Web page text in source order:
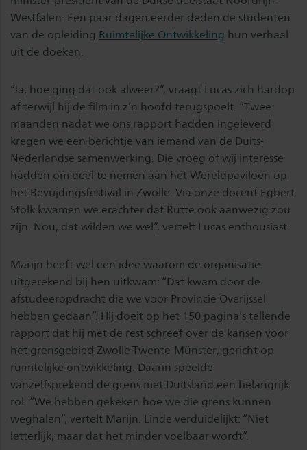
Westfalen. Een paar dagen eerder deden de studenten
van de opleiding Ruimtelijke Ontwikkeling hun verhaal
uit de doeken.
“Ja, hoe ging dat ook alweer?”, vraagt Lucas zich hardop
af terwijl hij de film in z’n hoofd terugspoelt. “Twee
maanden nadat we ons rapport hadden ingeleverd
kregen we een berichtje van iemand van de Duits-
Nederlandse samenwerking. Die vroeg of wij interesse
hadden om deel te nemen aan het Wereldpaviloen op
het Bevrijdingsfestival in Zwolle. Via onze docent Egbert
Stolk kwamen we erachter dat Rutte ook aanwezig zou
zijn. Nou, dat wilden we wel”, vertelt Lucas enthousiast.
Marijn heeft wel een idee waarom de organisatie
uitgerekend bij hen uitkwam: “Dat kwam door de
afstudeeropdracht die we voor Provincie Overijssel
hebben gedaan”. Hij doelt op het 150 pagina’s tellende
rapport dat hij met de rest schreef over de kansen voor
het grensgebied Zwolle-Twente-Münster, gericht op
ruimtelijke ontwikkeling. Daarin speelde
vanzelfsprekend de grens met Duitsland een belangrijk
rol. “We hebben gekeken hoe we die grens kunnen
weghalen”, vertelt Marijn. Linde verduidelijkt: “Niet
letterlijk, maar dat het minder voelbaar wordt”.